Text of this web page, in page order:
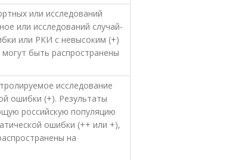
или исследований
или исследований случай-
или РКИ с невысоким (+)
быть распространены
исследование
ошибки (+). Результаты
российскую популяцию
ошибки (++ или +),
на